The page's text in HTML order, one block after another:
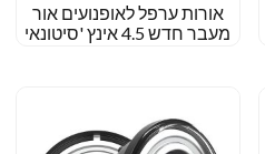
אורות ערפל לאופנועים אור
מעבר חדש 4.5 אינץ 'סיטונאי